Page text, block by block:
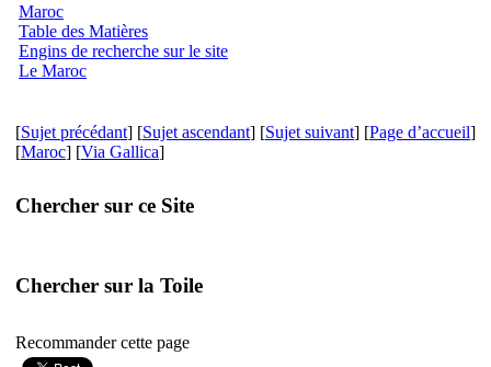
Maroc
Table des Matières
Engins de recherche sur le site
Le Maroc
[Sujet précédant] [Sujet ascendant] [Sujet suivant] [Page d’accueil]
[Maroc] [Via Gallica]
Chercher sur ce Site
Chercher sur la Toile
Recommander cette page